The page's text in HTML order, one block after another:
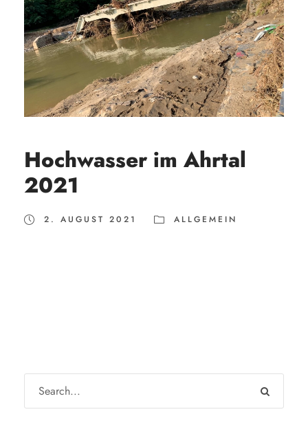
Hochwasser im Ahrtal
2021
2. AUGUST 2021 ALLGEMEIN